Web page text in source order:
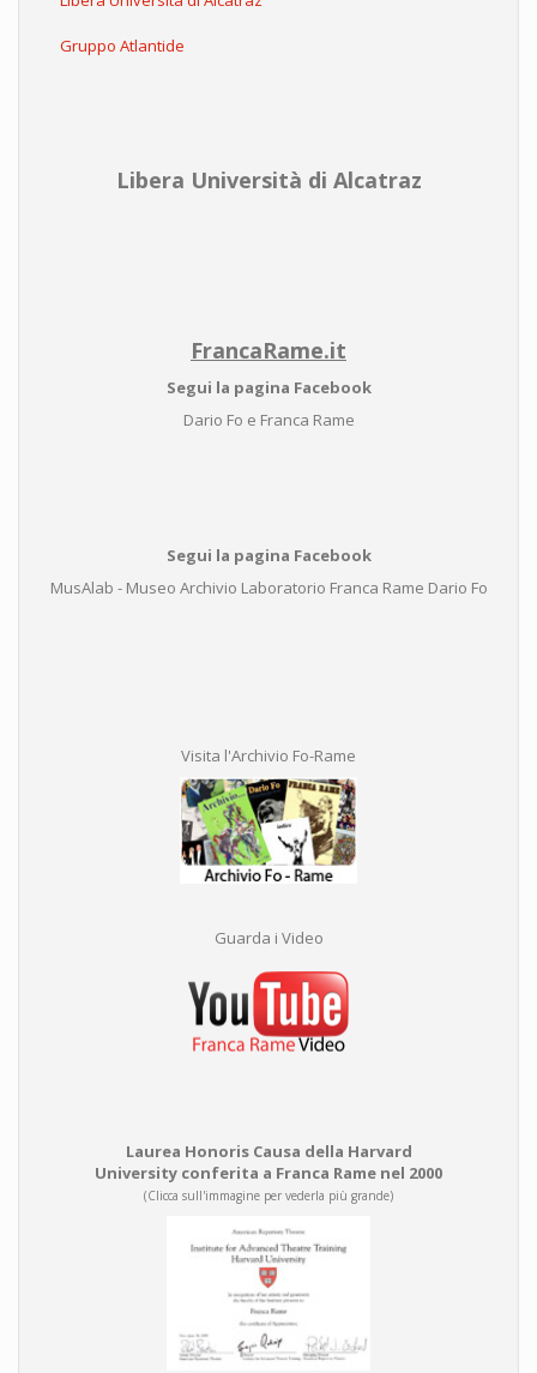
Gruppo Atlantide
Libera Università di Alcatraz
FrancaRame.it
Segui la pagina Facebook
Dario Fo e Franca Rame
Segui la pagina Facebook
MusAlab - Museo Archivio Laboratorio Franca Rame Dario Fo
Visita l'Archivio Fo-Rame
Guarda i Video
Laurea Honoris Causa della Harvard
University conferita a Franca Rame nel 2000
(Clicca sull'immagine per vederla più grande)